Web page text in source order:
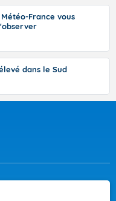
Météo-France vous
dans le Sud